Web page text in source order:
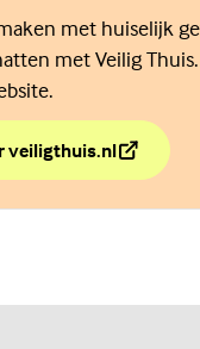
met huiselijk
met Veilig
veiligthuis.nl
Veilig Thuis
link)